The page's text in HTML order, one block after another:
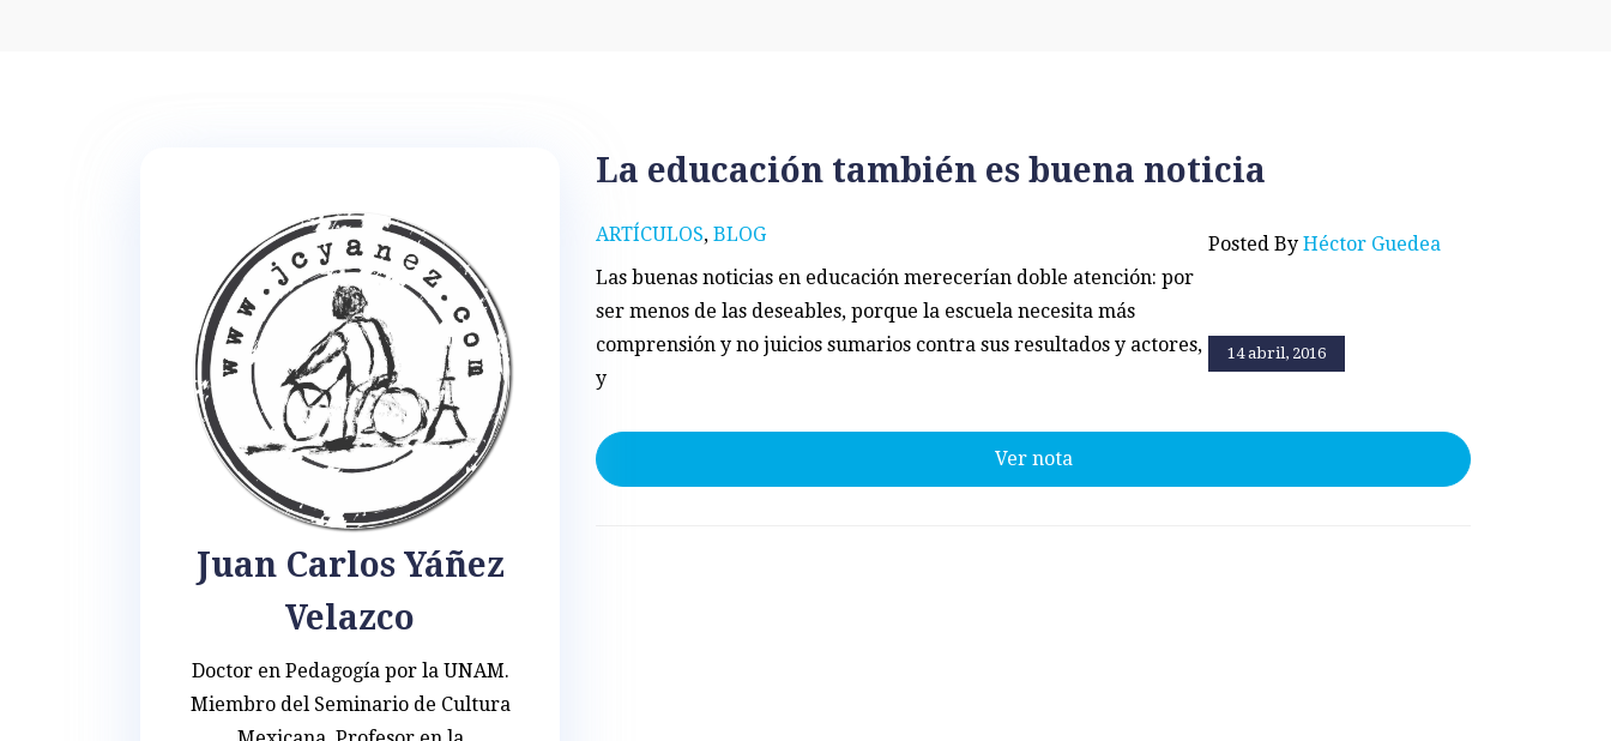
ARTÍCULOS, BLOG
La educación también es buena noticia
14 abril, 2016
Posted By Héctor Guedea
Las buenas noticias en educación merecerían doble atención: por
ser menos de las deseables, porque la escuela necesita más
comprensión y no juicios sumarios contra sus resultados y actores,
y
Ver nota
Juan Carlos Yáñez
Velazco
Doctor en Pedagogía por la UNAM.
Miembro del Seminario de Cultura